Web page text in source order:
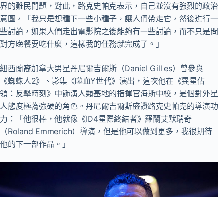
界的難民問題，對此，路克史帕克表示，自己並沒有強烈的政治
意圖，「我只是想種下一些小種子，讓人們帶走它，然後進行一
些討論，如果人們走出電影院之後能夠有一些討論，而不只是問
對方晚餐要吃什麼，這樣我的任務就完成了。」
紐西蘭裔加拿大男星丹尼爾吉爾斯（Daniel Gillies）曾參與
《蜘蛛人2》、影集《噬血Y世代》演出，這次他在《異星佔
領：反擊時刻》中飾演人類基地的指揮官海斯中校，是個對外星
人態度極為強硬的角色。丹尼爾吉爾斯盛讚路克史帕克的導演功
力：「他很棒，他就像《ID4星際終結者》羅蘭艾默瑞奇
（Roland Emmerich）導演，但是他可以做到更多，我很期待
他的下一部作品。」